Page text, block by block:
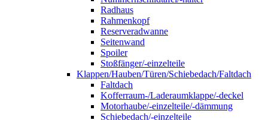
Radhaus
Rahmenkopf
Reserveradwanne
Seitenwand
Spoiler
Stoßfänger/-einzelteile
Klappen/Hauben/Türen/Schiebedach/Faltdach
Faltdach
Kofferraum-/Laderaumklappe/-deckel
Motorhaube/-einzelteile/-dämmung
Schiebedach/-einzelteile